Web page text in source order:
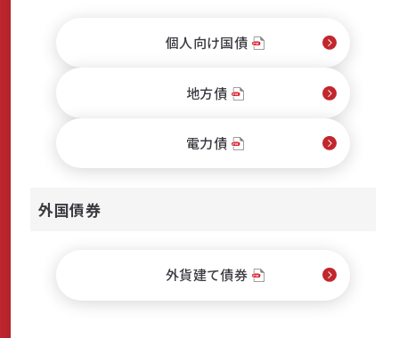
採用情報
よくあるご質問はこちら
個人向け国債
地方債
電力債
外国債券
外貨建て債券